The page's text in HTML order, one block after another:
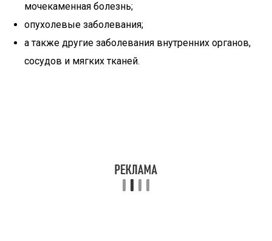
мочекаменная болезнь;
опухолевые заболевания;
а также другие заболевания внутренних органов,
сосудов и мягких тканей.